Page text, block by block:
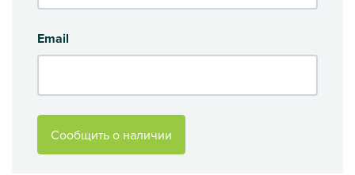
Email
Сообщить о наличии